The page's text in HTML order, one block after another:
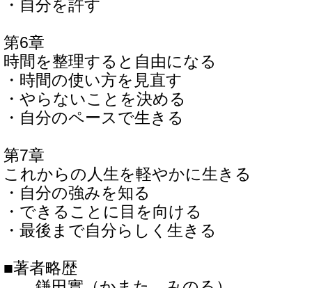
・自分を許す
第6章
時間を整理すると自由になる
・時間の使い方を見直す
・やらないことを決める
・自分のペースで生きる
第7章
これからの人生を軽やかに生きる
・自分の強みを知る
・できることに目を向ける
・最後まで自分らしく生きる
■著者略歴